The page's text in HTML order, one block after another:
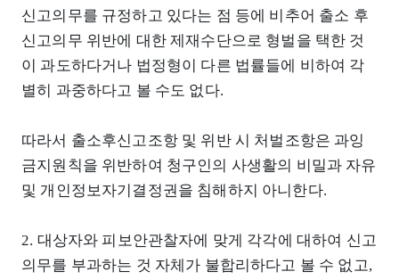
신고의무를 규정하고 있다는 점 등에 비추어 출소 후
신고의무 위반에 대한 제재수단으로 형벌을 택한 것
이 과도하다거나 법정형이 다른 법률들에 비하여 각
별히 과중하다고 볼 수도 없다.
따라서 출소후신고조항 및 위반 시 처벌조항은 과잉
금지원칙을 위반하여 청구인의 사생활의 비밀과 자유
및 개인정보자기결정권을 침해하지 아니한다.
2. 대상자와 피보안관찰자에 맞게 각각에 대하여 신고
의무를 부과하는 것 자체가 불합리하다고 볼 수 없고,